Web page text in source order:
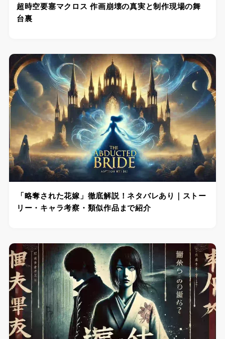
超時空要塞マクロス 作画崩壊の真実と制作現場の舞
台裏
「略奪された花嫁」徹底解説！ネタバレあり｜ストー
リー・キャラ考察・類似作品まで紹介